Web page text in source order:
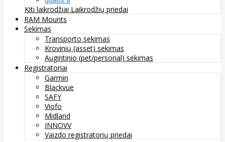
Kiti laikrodžiai Laikrodžių priedai
RAM Mounts
Sekimas
Transporto sekimas
Krovinių (asset) sekimas
Augintinio (pet/personal) sekimas
Registratoriai
Garmin
Blackvue
SAFY
Viofo
Midland
INNOVV
Vaizdo registratorių priedai